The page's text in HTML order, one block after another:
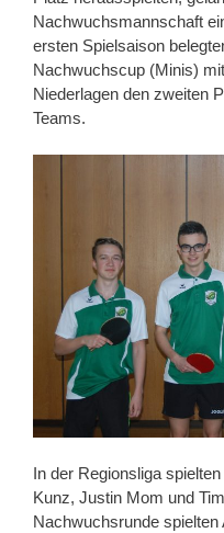
Nachwuchsmannschaft
ersten Spielsaison
Nachwuchscup (Minis)
Niederlagen den zweiten
Teams.
In der Regionsliga
Kunz, Justin Mom und
Nachwuchsrunde